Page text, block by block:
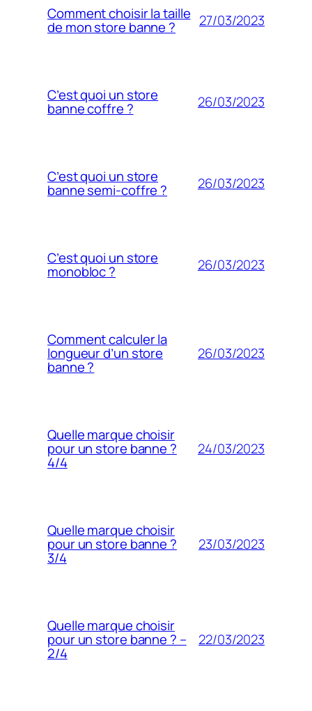
Comment choisir la taille
de mon store banne ? 27/03/2023
C’est quoi un store
banne coffre ? 26/03/2023
C’est quoi un store
banne semi-coffre ? 26/03/2023
C’est quoi un store
monobloc ? 26/03/2023
Comment calculer la
longueur d’un store
banne ?
26/03/2023
Quelle marque choisir
pour un store banne ?
4/4
24/03/2023
Quelle marque choisir
pour un store banne ?
3/4
23/03/2023
Quelle marque choisir
pour un store banne ? –
2/4
22/03/2023